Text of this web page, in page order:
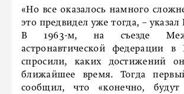
«Но все оказалось намного
это предвидел уже тогда, –
В 1963-м, на съезде
астронавтической федерации в
спросили, каких достижений
ближайшее время. Тогда
сообщил, что «конечно, будут